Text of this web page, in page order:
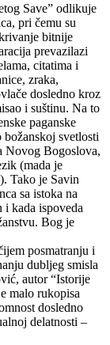
Save” odlikuje
pri čemu su
bitnije
prevazilazi
citatima i
zraka,
dosledno kroz
i suštinu. Na to
paganske
svetlosti
Novog Bogoslova,
(mada je
Tako je Savin
sa istoka na
i kada ispoveda
Bog je
posmatranju i
dubljeg smisla
autor “Istorije
malo rukopisa
dosledno
delatnosti –